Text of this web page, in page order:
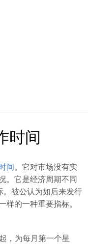
时间
间。它对市场没有实
。它是经济周期不同
。被公认为如后来发行
样的一种重要指标。
，为每月第一个星